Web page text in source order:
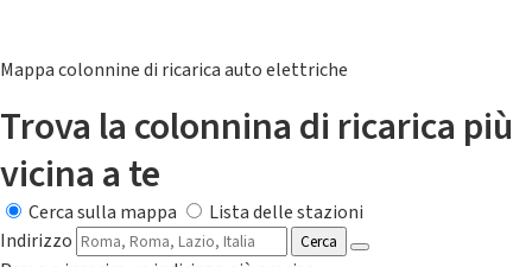
Mappa colonnine di ricarica auto elettriche
Trova la colonnina di ricarica più
vicina a te
Cerca sulla mappa
Lista delle stazioni
Indirizzo
Cerca